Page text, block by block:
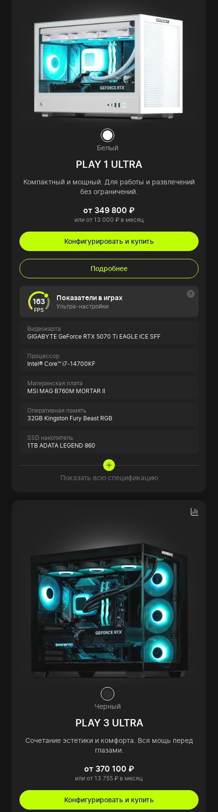
Белый
PLAY 1 ULTRA
Компактный и мощный. Для работы и развлечений
без ограничений.
от 349 800 ₽
или от 13 000 ₽ в месяц
Конфигурировать и купить
Подробнее
163
FPS
Показатели в играх
Ультра-настройки
Видеокарта
GIGABYTE GeForce RTX 5070 Ti EAGLE ICE SFF
Процессор
Intel® Core™ i7-14700KF
Материнская плата
MSI MAG B760M MORTAR II
Оперативная память
32GB Kingston Fury Beast RGB
SSD накопитель
1TB ADATA LEGEND 860
Показать всю спецификацию
Черный
PLAY 3 ULTRA
Сочетание эстетики и комфорта. Вся мощь перед
глазами.
от 370 100 ₽
или от 13 755 ₽ в месяц
Конфигурировать и купить